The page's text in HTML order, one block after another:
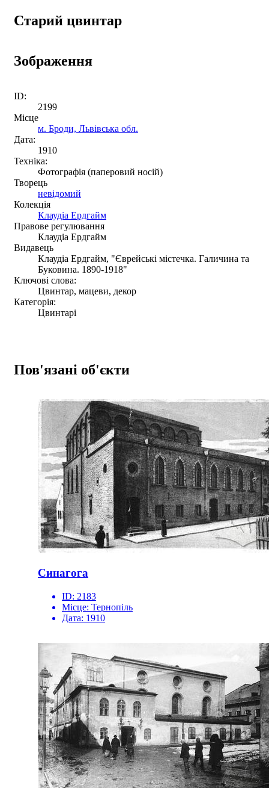
Старий цвинтар
Зображення
ID:
2199
Місце
м. Броди, Львівська обл.
Дата:
1910
Техніка:
Фотографія (паперовий носій)
Творець
невідомий
Колекція
Клаудіа Ердгайм
Правове регулювання
Клаудіа Ердгайм
Видавець
Клаудіа Ердгайм, "Єврейські містечка. Галичина та
Буковина. 1890-1918"
Ключові слова:
Цвинтар, мацеви, декор
Категорія:
Цвинтарі
Пов'язані об'єкти
Синагога
ID: 2183
Місце: Тернопіль
Дата: 1910